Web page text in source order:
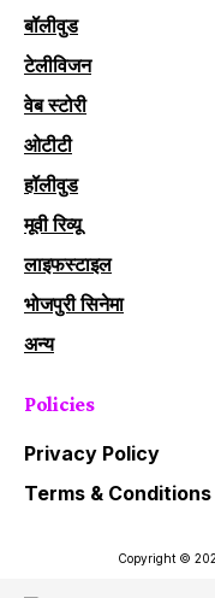
बॉलीवुड
टेलीविजन
वेब स्टोरी
ओटीटी
हॉलीवुड
मूवी रिव्यू
लाइफस्टाइल
भोजपुरी सिनेमा
अन्य
Policies
Privacy Policy
Terms & Conditions
Copyright ©